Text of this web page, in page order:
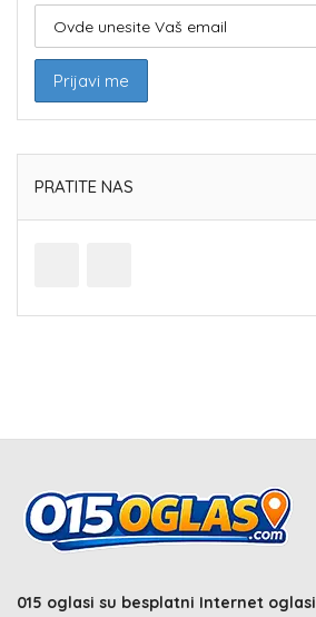
PRATITE NAS
015 oglasi su besplatni Internet oglasi